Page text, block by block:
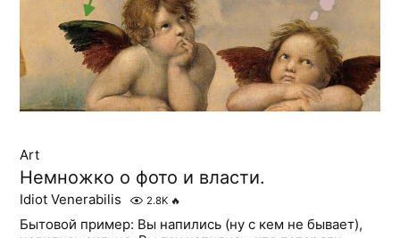
Art
Немножко о фото и власти.
Idiot Venerabilis 2.8K 🔥
Бытовой пример: Вы напились (ну с кем не бывает),